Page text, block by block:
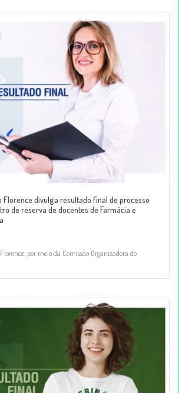
Florence divulga resultado final de processo
de reserva de docentes de Farmácia e
por meio da Comissão Organizadora do